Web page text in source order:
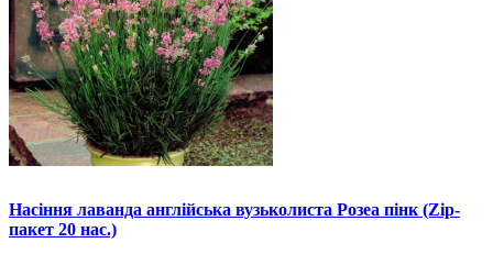
Насіння лаванда англійська вузьколиста Розеа пінк (Zip-
пакет 20 нас.)